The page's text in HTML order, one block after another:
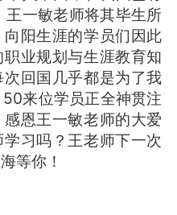
一敏老师将其毕生所
阳生涯的学员们因此
业规划与生涯教育知
回国几乎都是为了我
来位学员正全神贯注
恩王一敏老师的大爱
习吗？王老师下一次
等你！